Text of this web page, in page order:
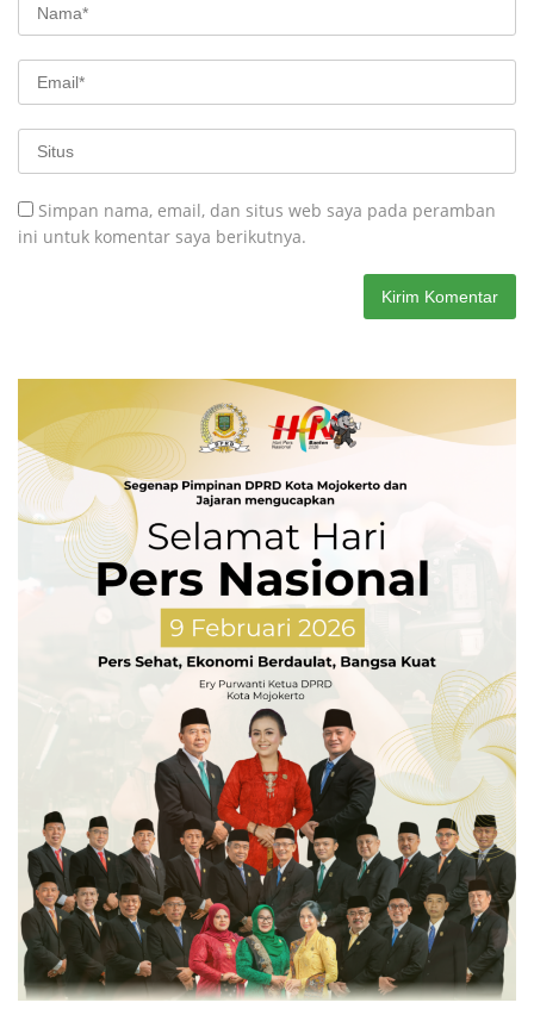
Simpan nama, email, dan situs web saya pada peramban
ini untuk komentar saya berikutnya.